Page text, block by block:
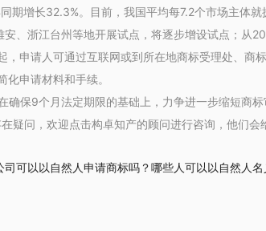
增长32.3%。目前，我国平均每7.2个市场主体就
浙江台州等地开展试点，将逐步增设试点；从
申请人可通过互联网或到所在地商标受理处、商标
申请材料和手续。
保9个月法定期限的基础上，力争进一步缩短商标
问，欢迎点击构卓知产的顾问进行咨询，他们会
司可以以自然人申请商标吗？哪些人可以以自然人名